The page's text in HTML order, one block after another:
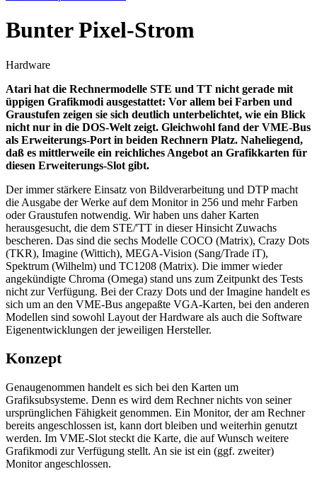
Bunter Pixel-Strom
Hardware
Atari hat die Rechnermodelle STE und TT nicht gerade mit
üppigen Grafikmodi ausgestattet: Vor allem bei Farben und
Graustufen zeigen sie sich deutlich unterbelichtet, wie ein Blick
nicht nur in die DOS-Welt zeigt. Gleichwohl fand der VME-Bus
als Erweiterungs-Port in beiden Rechnern Platz. Naheliegend,
daß es mittlerweile ein reichliches Angebot an Grafikkarten für
diesen Erweiterungs-Slot gibt.
Der immer stärkere Einsatz von Bildverarbeitung und DTP macht
die Ausgabe der Werke auf dem Monitor in 256 und mehr Farben
oder Graustufen notwendig. Wir haben uns daher Karten
herausgesucht, die dem STE/'TT in dieser Hinsicht Zuwachs
bescheren. Das sind die sechs Modelle COCO (Matrix), Crazy Dots
(TKR), Imagine (Wittich), MEGA-Vision (Sang/Trade iT),
Spektrum (Wilhelm) und TC1208 (Matrix). Die immer wieder
angekündigte Chroma (Omega) stand uns zum Zeitpunkt des Tests
nicht zur Verfügung. Bei der Crazy Dots und der Imagine handelt es
sich um an den VME-Bus angepaßte VGA-Karten, bei den anderen
Modellen sind sowohl Layout der Hardware als auch die Software
Eigenentwicklungen der jeweiligen Hersteller.
Konzept
Genaugenommen handelt es sich bei den Karten um
Grafiksubsysteme. Denn es wird dem Rechner nichts von seiner
ursprünglichen Fähigkeit genommen. Ein Monitor, der am Rechner
bereits angeschlossen ist, kann dort bleiben und weiterhin genutzt
werden. Im VME-Slot steckt die Karte, die auf Wunsch weitere
Grafikmodi zur Verfügung stellt. An sie ist ein (ggf. zweiter)
Monitor angeschlossen.